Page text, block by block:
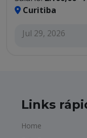
Curitiba
Jul 29, 2026
Links
Home